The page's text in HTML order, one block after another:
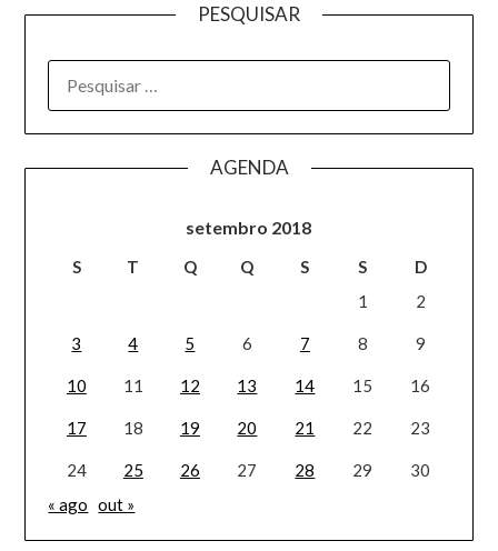
PESQUISAR
AGENDA
setembro 2018
S T Q Q S S
D
1
2
3 4 5 6 7 8 9
10 11 12 13 14 15 16
17 18 19 20 21 22 23
24 25 26 27 28 29
30
« ago out »